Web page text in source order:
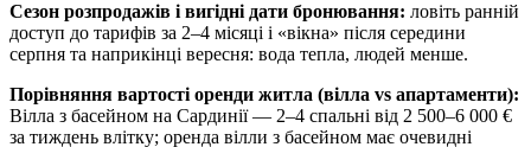
Сезон розпродажів і вигідні дати бронювання: ловіть ранній
доступ до тарифів за 2–4 місяці і «вікна» після середини
серпня та наприкінці вересня: вода тепла, людей менше.
Порівняння вартості оренди житла (вілла vs апартаменти):
Вілла з басейном на Сардинії — 2–4 спальні від 2 500–6 000 €
за тиждень влітку; оренда вілли з басейном має очевидні